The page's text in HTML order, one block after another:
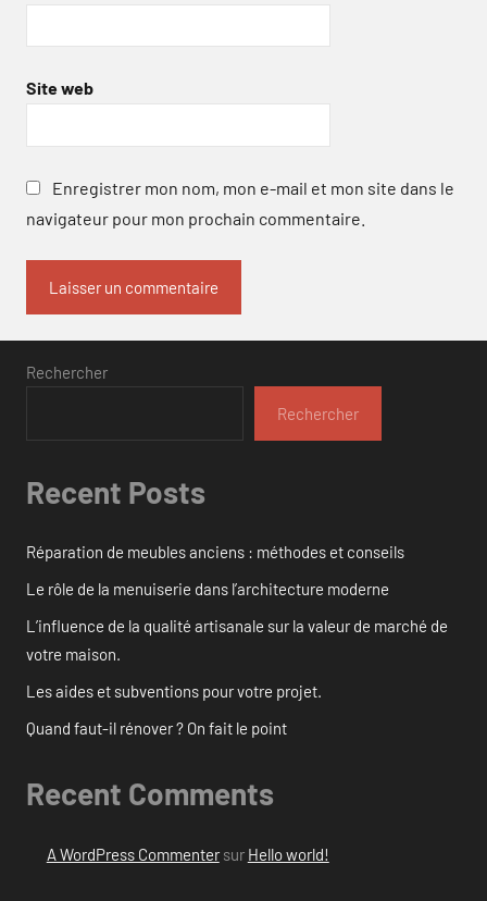
Site web
Enregistrer mon nom, mon e-mail et mon site dans le
navigateur pour mon prochain commentaire.
Rechercher
Rechercher
Recent Posts
Réparation de meubles anciens : méthodes et conseils
Le rôle de la menuiserie dans l’architecture moderne
L’influence de la qualité artisanale sur la valeur de marché de
votre maison.
Les aides et subventions pour votre projet.
Quand faut-il rénover ? On fait le point
Recent Comments
A WordPress Commentersur Hello world!